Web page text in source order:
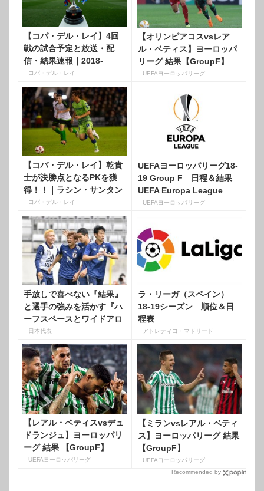
【コパ・デル・レイ】4回
戦の試合予定と放送・配
信・結果速報｜2018‐
2019【スペイン国王杯】
コパ・デル・レイ
【オリンピアコスvsレア
ル・ベティス】ヨーロッパ
リーグ 結果【GroupF】
UEFAヨーロッパリーグ
【コパ・デル・レイ】乾貴
士が決勝点となるPKを獲
得！！｜ラシン・サンタン
デールvsレアル・ベティス
コパ・デル・レイ
UEFAヨーロッパリーグ18-
19 Group F 日程＆結果
UEFA Europa League
UEFAヨーロッパリーグ
手放しで喜べない『結果』
と選手の強みを活かす『ハ
ーフスペースとワイドアロ
ー』
日本代表
ラ・リーガ（スペイン）
18-19シーズン 順位＆日
程表
アトレティコ・マドリード
【レアル・ベティスvsデュ
ドランジュ】ヨーロッパリ
ーグ 結果 【GroupF】
UEFAヨーロッパリーグ
【ミランvsレアル・ベティ
ス】ヨーロッパリーグ 結果
【GroupF】
UEFAヨーロッパリーグ
Recommended by